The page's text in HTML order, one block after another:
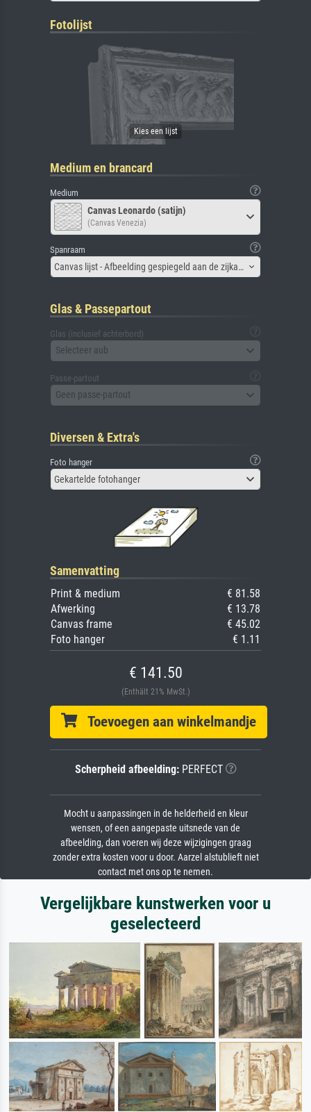
Fotolijst
Medium en brancard
Medium
Canvas Leonardo (satijn)
(Canvas Venezia)
Spanraam
Canvas lijst - Afbeelding gespiegeld aan de zijkant
Glas & Passepartout
Glas (inclusief achterbord)
Selecteer aub
Passe-partout
Geen passe-partout
Diversen & Extra's
Foto hanger
Gekartelde fotohanger
Samenvatting
Print & medium
€ 81.58
Afwerking
€ 13.78
Canvas frame
€ 45.02
Foto hanger
€ 1.11
€ 141.50
(Enthält 21% MwSt.)
Toevoegen aan winkelmandje
Scherpheid afbeelding:PERFECT
Mocht u aanpassingen in de helderheid en kleur
wensen, of een aangepaste uitsnede van de
afbeelding, dan voeren wij deze wijzigingen graag
zonder extra kosten voor u door. Aarzel alstublieft niet
contact met ons op te nemen.
Vergelijkbare kunstwerken voor u
geselecteerd